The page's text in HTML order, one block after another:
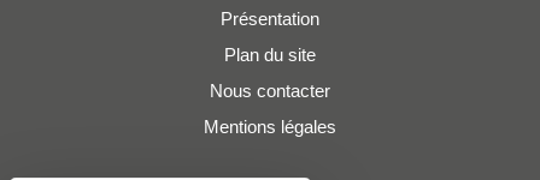
Présentation
Plan du site
Nous contacter
Mentions légales